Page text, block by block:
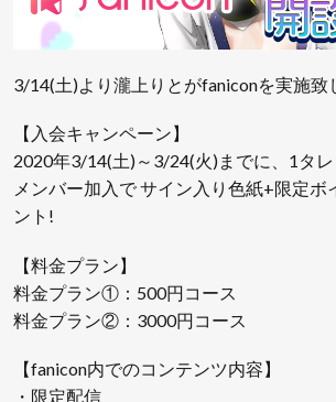
3/14(土)より瀧上りとがfaniconを実施致
【入会キャンペーン】
2020年3/14(土)～3/24(火)までに、1タ
メンバー加入で サイン入り色紙+限定ボ
ント!
【料金プラン】
料金プラン①：500円コース
料金プラン②：3000円コース
【fanicon内でのコンテンツ内容】
・限定配信